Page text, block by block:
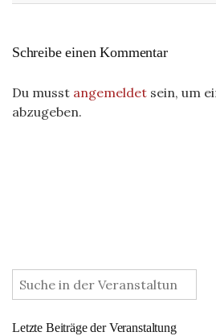
Schreibe einen Kommentar
Du musst angemeldet sein, um
abzugeben.
:
Letzte Beiträge der Veranstaltung